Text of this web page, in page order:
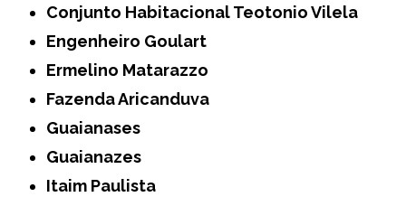
Conjunto Habitacional Teotonio Vilela
Engenheiro Goulart
Ermelino Matarazzo
Fazenda Aricanduva
Guaianases
Guaianazes
Itaim Paulista